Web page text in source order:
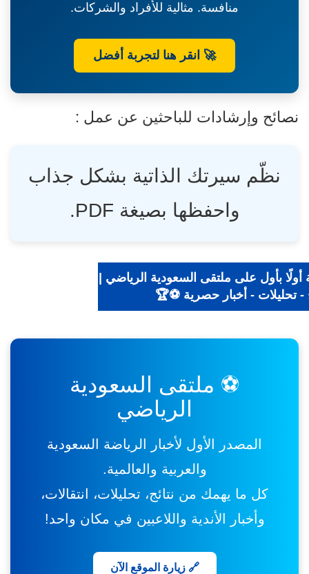
بارق
منافسة. مثالية للأفراد والشركات.
🚀 انقر هنا لتجربة أفضل
نصائح وإرشادات للباحثين عن عمل :
نظّم سيرتك الذاتية بشكل جذاب
واحفظها بصيغة PDF.
أولًا بأول على ملتقى السعودية الرياضي |
- تحليلات - أخبار حصرية ⚽🏆
⚽ ملتقى السعودية
الرياضي
المصدر الأول لأخبار الرياضة السعودية
والعربية والعالمية.
كل ما يهمك من نتائج، تحليلات، انتقالات،
وأخبار الأندية واللاعبين في مكان واحد!
🔗 زيارة الموقع الآن